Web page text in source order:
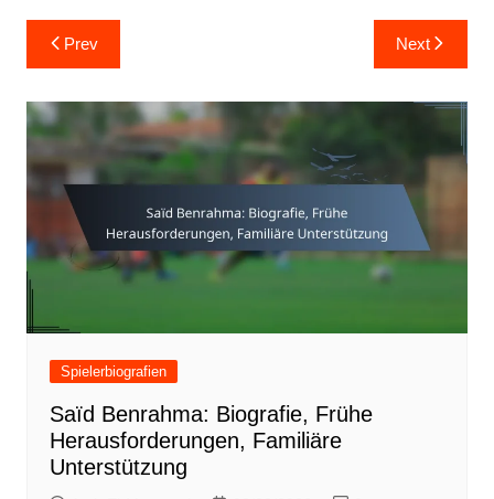
Post
navigation
Prev Next
Spielerbiografien
Saïd Benrahma: Biografie, Frühe
Herausforderungen, Familiäre
Unterstützung